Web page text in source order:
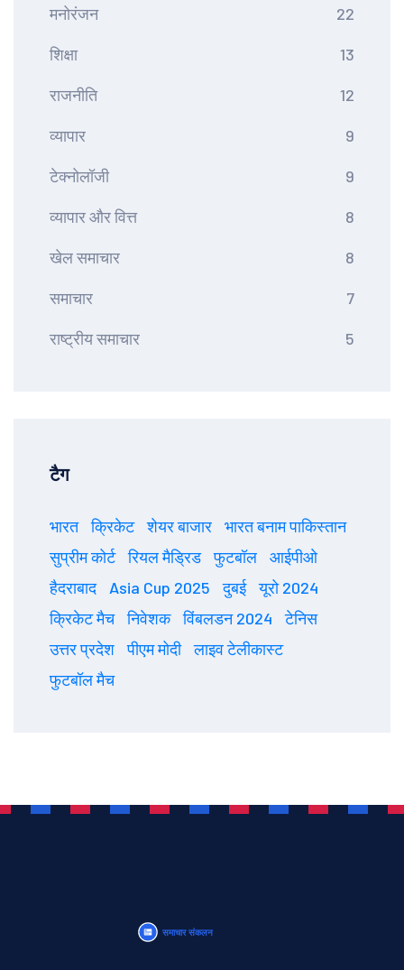
मनोरंजन 22
शिक्षा 13
राजनीति 12
व्यापार 9
टेक्नोलॉजी 9
व्यापार और वित्त 8
खेल समाचार 8
समाचार 7
राष्ट्रीय समाचार 5
टैग
भारत क्रिकेट शेयर बाजार
भारत बनाम पाकिस्तान
सुप्रीम कोर्ट
रियल मैड्रिड फुटबॉल
आईपीओ
हैदराबाद
Asia Cup 2025 दुबई
यूरो 2024
क्रिकेट मैच
निवेशक विंबलडन 2024
टेनिस
उत्तर प्रदेश
पीएम मोदी
लाइव टेलीकास्ट
फुटबॉल मैच